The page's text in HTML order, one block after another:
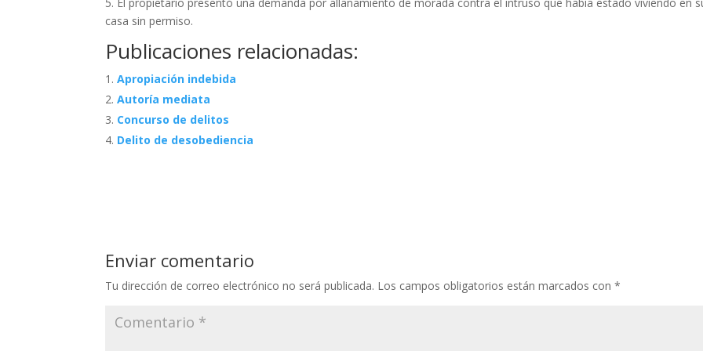
casa sin permiso.
Publicaciones relacionadas:
Apropiación indebida
Autoría mediata
Concurso de delitos
Delito de desobediencia
Enviar comentario
Tu dirección de correo electrónico no será publicada. Los campos obligatorios están marcados con*